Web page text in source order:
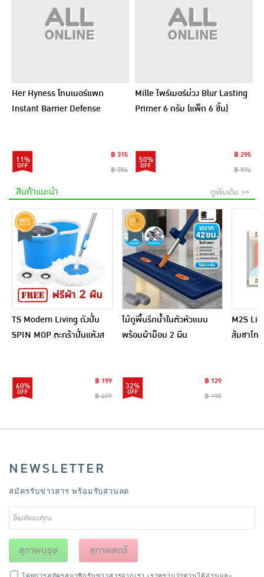
Her Hyness โทนเนอร์แพด
Instant Barrier Defense
11%
฿ 315
฿ 354
Mille ไพร์เมอร์ม่วง Blur Lasting
Primer 6 กรัม (แพ็ก 6 ชิ้น)
50%
฿ 295
฿ 594
สินค้าแนะนำ ดูเพิ่มเติม >>
TS Modern Living ถังปั่น
SPIN MOP ตะกร้าปั่นแห้งส
60%
฿ 199
฿ 499
ไม้ถูพื้นรีดน้ำในตัวหัวแบน
พร้อมผ้าม็อบ 2 ผืน
32%
฿ 129
฿ 190
M2S
ส้มชาไท
NEWSLETTER
สมัครรับข่าวสาร พร้อมรับส่วนลด
สุภาพบุรุษ สุภาพสตรี